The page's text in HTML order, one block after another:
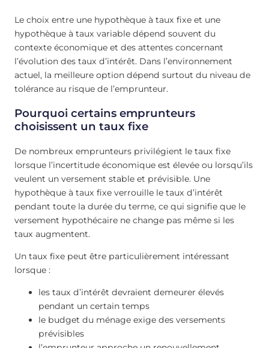
Le choix entre une hypothèque à taux fixe et une
hypothèque à taux variable dépend souvent du
contexte économique et des attentes concernant
l’évolution des taux d’intérêt. Dans l’environnement
actuel, la meilleure option dépend surtout du niveau de
tolérance au risque de l’emprunteur.
Pourquoi certains emprunteurs
choisissent un taux fixe
De nombreux emprunteurs privilégient le taux fixe
lorsque l’incertitude économique est élevée ou lorsqu’ils
veulent un versement stable et prévisible. Une
hypothèque à taux fixe verrouille le taux d’intérêt
pendant toute la durée du terme, ce qui signifie que le
versement hypothécaire ne change pas même si les
taux augmentent.
Un taux fixe peut être particulièrement intéressant
lorsque :
les taux d’intérêt devraient demeurer élevés
pendant un certain temps
le budget du ménage exige des versements
prévisibles